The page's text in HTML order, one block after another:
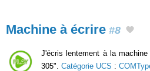
Machine à écrire #8
J'écris lentement à la
305". Catégorie UCS :